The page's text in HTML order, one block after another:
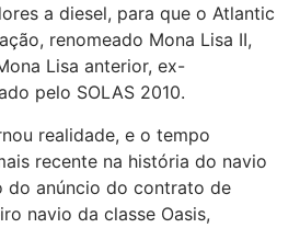
a diesel, para que o Atlantic
renomeado Mona Lisa II,
Lisa anterior, ex-
pelo SOLAS 2010.
realidade, e o tempo
recente na história do navio
do anúncio do contrato de
navio da classe Oasis,